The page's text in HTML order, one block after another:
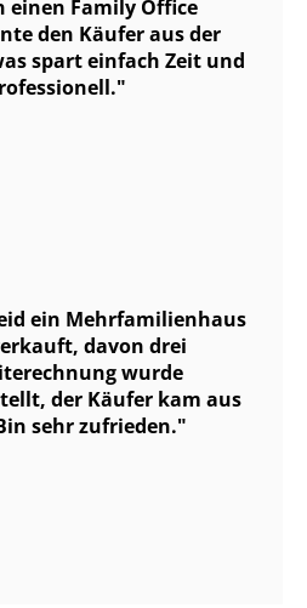
Family Office
den Käufer aus der
spart einfach Zeit und
ein Mehr­fa­mi­li­en­haus
davon drei
wurde
der Käufer kam aus
sehr zufrieden.